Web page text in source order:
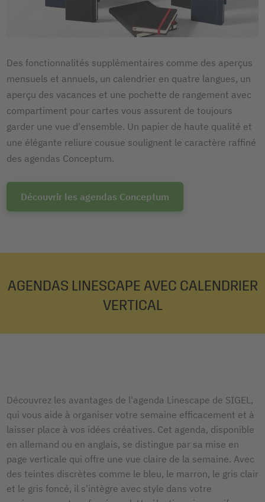
Des fonctionnalités supplémentaires comme des aperçus
mensuels et annuels, un calendrier en quatre langues, un
aperçu des vacances et une pochette de rangement avec
compartiment pour cartes vous assurent de toujours
garder une vue d'ensemble. Un papier de haute qualité et
une élégante reliure cousue soulignent le caractère raffiné
des agendas Conceptum.
Découvrir les agendas Conceptum
AGENDAS LINESCAPE AVEC CALENDRIER
VERTICAL
Découvrez les avantages de l'agenda Linescape de SIGEL,
qui vous aide à organiser votre semaine efficacement et à
laisser place à vos idées créatives. Cet agenda, disponible
en allemand ou en anglais, se distingue par sa mise en
page verticale qui offre une vue claire de la semaine. Avec
des teintes discrètes comme le bleu, le marron, le gris clair
et le gris foncé, il s'intègre avec style dans votre